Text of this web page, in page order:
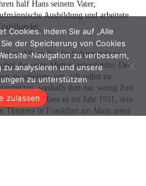
Cookies. Indem Sie auf „Alle
der Speicherung von Cookies
Navigation zu verbessern,
analysieren und unsere
zu unterstützen
zulassen